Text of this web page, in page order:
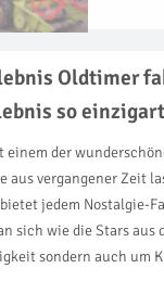
Oldtimer
so
der
vergangener Zeit
jedem
sich wie die Stars
sondern auch um